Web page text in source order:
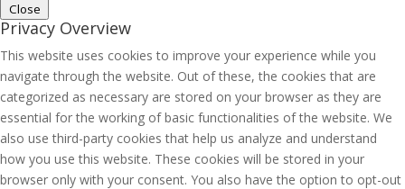
Close
Privacy Overview
This website uses cookies to improve your experience while you
navigate through the website. Out of these, the cookies that are
categorized as necessary are stored on your browser as they are
essential for the working of basic functionalities of the website. We
also use third-party cookies that help us analyze and understand
how you use this website. These cookies will be stored in your
browser only with your consent. You also have the option to opt-out